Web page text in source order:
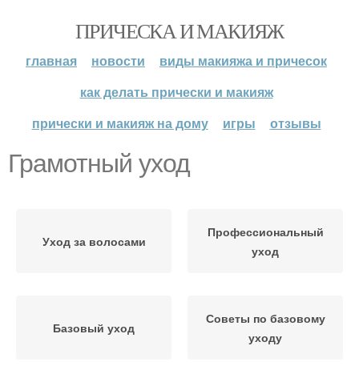
ПРИЧЕСКА И МАКИЯЖ
главная новости
виды макияжа и причесок
как делать прически и макияж
прически и макияж на дому
игры отзывы
Грамотный уход
Уход за волосами
Профессиональный
уход
Базовый уход
Советы по базовому
уходу